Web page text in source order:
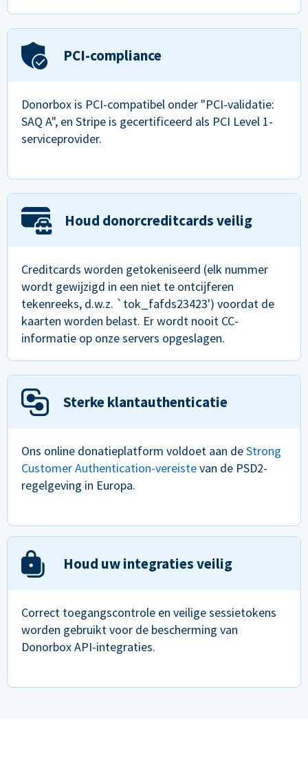
PCI-compliance
Donorbox is PCI-compatibel onder "PCI-validatie:
SAQ A", en Stripe is gecertificeerd als PCI Level 1-
serviceprovider.
Houd donorcreditcards veilig
Creditcards worden getokeniseerd (elk nummer
wordt gewijzigd in een niet te ontcijferen
tekenreeks, d.w.z. `tok_fafds23423') voordat de
kaarten worden belast. Er wordt nooit CC-
informatie op onze servers opgeslagen.
Sterke klantauthenticatie
Ons online donatieplatform voldoet aan deStrong
Customer Authentication-vereistevan de PSD2-
regelgeving in Europa.
Houd uw integraties veilig
Correct toegangscontrole en veilige sessietokens
worden gebruikt voor de bescherming van
Donorbox API-integraties.